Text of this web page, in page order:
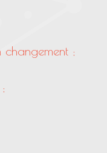
changement ;